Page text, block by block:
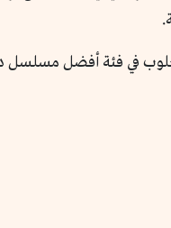
في فئة أفضل مسلسل